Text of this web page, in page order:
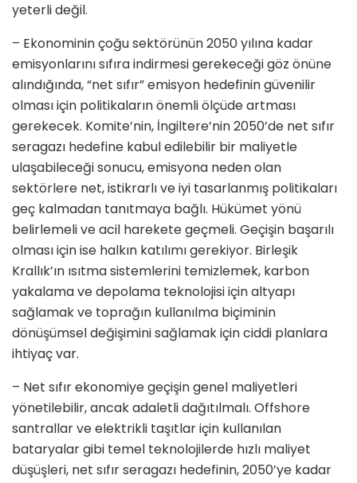
yeterli değil.
– Ekonominin çoğu sektörünün 2050 yılına kadar
emisyonlarını sıfıra indirmesi gerekeceği göz önüne
alındığında, “net sıfır” emisyon hedefinin güvenilir
olması için politikaların önemli ölçüde artması
gerekecek. Komite’nin, İngiltere’nin 2050’de net sıfır
seragazı hedefine kabul edilebilir bir maliyetle
ulaşabileceği sonucu, emisyona neden olan
sektörlere net, istikrarlı ve iyi tasarlanmış politikaları
geç kalmadan tanıtmaya bağlı. Hükümet yönü
belirlemeli ve acil harekete geçmeli. Geçişin başarılı
olması için ise halkın katılımı gerekiyor. Birleşik
Krallık’ın ısıtma sistemlerini temizlemek, karbon
yakalama ve depolama teknolojisi için altyapı
sağlamak ve toprağın kullanılma biçiminin
dönüşümsel değişimini sağlamak için ciddi planlara
ihtiyaç var.
– Net sıfır ekonomiye geçişin genel maliyetleri
yönetilebilir, ancak adaletli dağıtılmalı. Offshore
santrallar ve elektrikli taşıtlar için kullanılan
bataryalar gibi temel teknolojilerde hızlı maliyet
düşüşleri, net sıfır seragazı hedefinin, 2050’ye kadar